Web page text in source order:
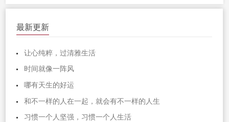
最新更新
让心纯粹，过清雅生活
时间就像一阵风
哪有天生的好运
和不一样的人在一起，就会有不一样的人生
习惯一个人坚强，习惯一个人生活